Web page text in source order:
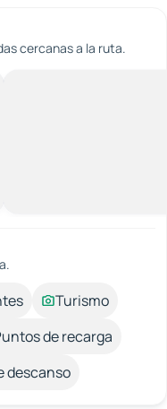
cercanas a la ruta.
Turismo
de recarga
descanso